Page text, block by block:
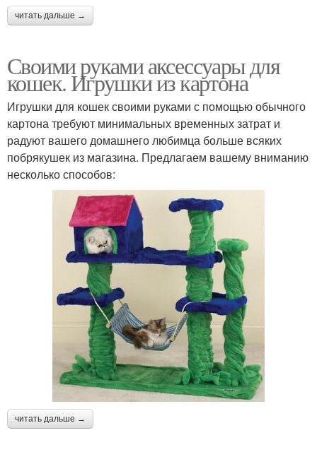
читать дальше →
Своими руками аксессуары для
кошек. Игрушки из картона
Игрушки для кошек своими руками с помощью обычного
картона требуют минимальных временных затрат и
радуют вашего домашнего любимца больше всяких
побрякушек из магазина. Предлагаем вашему вниманию
несколько способов:
читать дальше →